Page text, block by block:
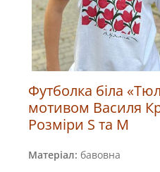
Футболка біла
мотивом Василя
Розміри S та M
Матеріал: бавовна